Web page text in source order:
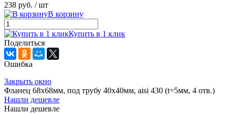
238 руб. / шт
В корзину
Купить в 1 клик
Поделиться
Ошибка
Закрыть окно
Фланец 68х68мм, под трубу 40х40мм, aisi 430 (t=5мм, 4 отв.)
Нашли дешевле
Нашли дешевле